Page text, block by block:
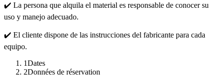
✔️ La persona que alquila el material es responsable de conocer su
uso y manejo adecuado.
✔️ El cliente dispone de las instrucciones del fabricante para cada
equipo.
1Dates
2Données de réservation